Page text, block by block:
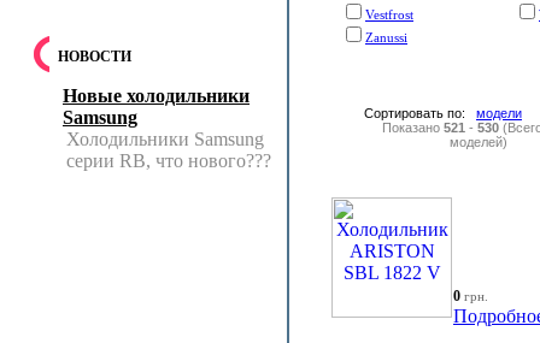
НОВОСТИ
Новые холодильники
Samsung
Холодильники Samsung
серии RB, что нового???
Vestfrost
Zanussi
Сортировать по: модели
Показано 521 - 530
моделей)
0 грн.